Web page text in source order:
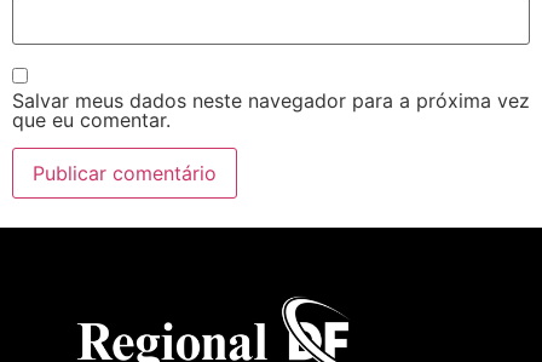
Salvar meus dados neste navegador para a próxima vez
que eu comentar.